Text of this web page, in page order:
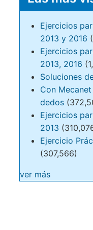
Ejercicios
2013 y 2016
Ejercicios
2013, 2016
Soluciones
Con
dedos
Ejercicios
2013
Ejercicio
(307,566)
ver más